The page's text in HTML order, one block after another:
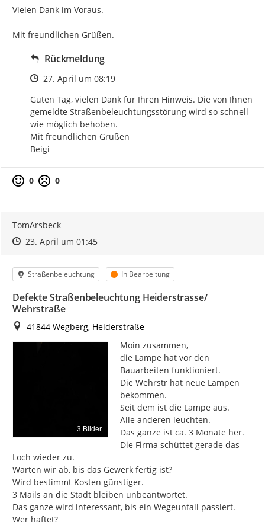
Vielen Dank im Voraus.
Mit freundlichen Grüßen.
Rückmeldung
Zeitpunkt des Erstellens
27. April um 08:19
Guten Tag, vielen Dank für Ihren Hinweis. Die von Ihnen
gemeldte Straßenbeleuchtungsstörung wird so schnell
wie möglich behoben.
Mit freundlichen Grüßen
Beigi
0 0
TomArsbeck
Zeitpunkt des Erstellens
Zeitpunkt des Erstellens
23. April um 01:45Zur Äußerung
Kategorie
Straßenbeleuchtung Status
In Bearbeitung
Defekte Straßenbeleuchtung Heiderstrasse/
Wehrstraße
Ort
41844 Wegberg, Heiderstraße
3 Bilder
Moin zusammen,
die Lampe hat vor den
Bauarbeiten funktioniert.
Die Wehrstr hat neue Lampen
bekommen.
Seit dem ist die Lampe aus.
Alle anderen leuchten.
Das ganze ist ca. 3 Monate her.
Die Firma schüttet gerade das
Loch wieder zu.
Warten wir ab, bis das Gewerk fertig ist?
Wird bestimmt Kosten günstiger.
3 Mails an die Stadt bleiben unbeantwortet.
Das ganze wird interessant, bis ein Wegeunfall passiert.
Wer haftet?